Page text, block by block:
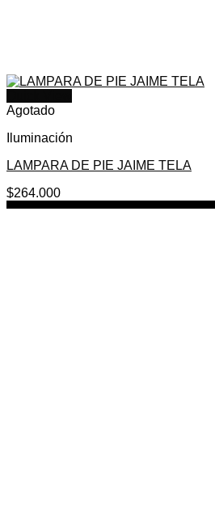
Agotado
Iluminación
LAMPARA DE PIE JAIME TELA
$264.000